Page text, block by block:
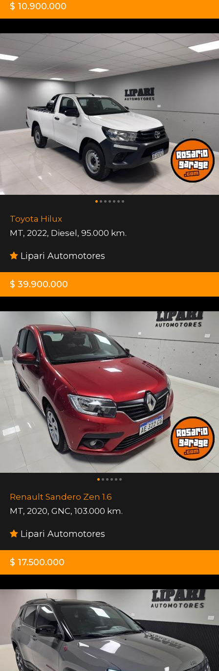
$ 10.900.000
Toyota Hilux
MT, 2022, Diesel, 95.000 km.
Lipari Automotores
$ 39.900.000
Renault Sandero Zen 1.6
MT, 2020, GNC, 103.000 km.
Lipari Automotores
$ 17.500.000